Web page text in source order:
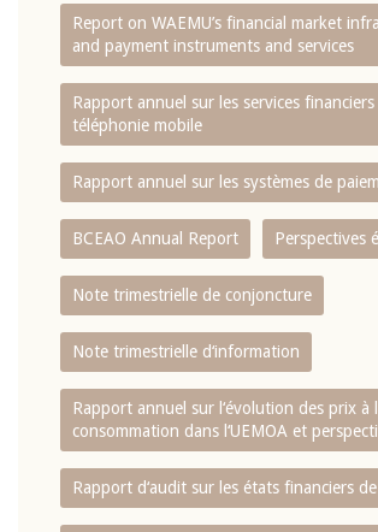
Report on WAEMU’s financial market
and payment instruments and services
Rapport annuel sur les services financiers
téléphonie mobile
Rapport annuel sur les systèmes de
BCEAO Annual Report Perspectives
Note trimestrielle de conjoncture
Note trimestrielle d‘information
Rapport annuel sur l‘évolution des prix à
consommation dans l‘UEMOA et
Rapport d‘audit sur les états financiers